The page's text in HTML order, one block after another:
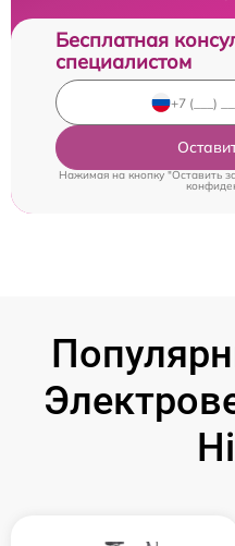
Бесплатная
специалистом
Нажимая на кнопку "Оставить